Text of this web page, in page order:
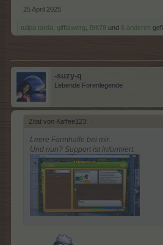
25 April 2025
tulipa.tarda gifftzwerg Brit78 und 6 anderen
-suzy-q
Lebende Forenlegende
Zitat von Kaffee123: ↑
Leere Farmhalle bei mir.
Und nun? Support ist informiert.